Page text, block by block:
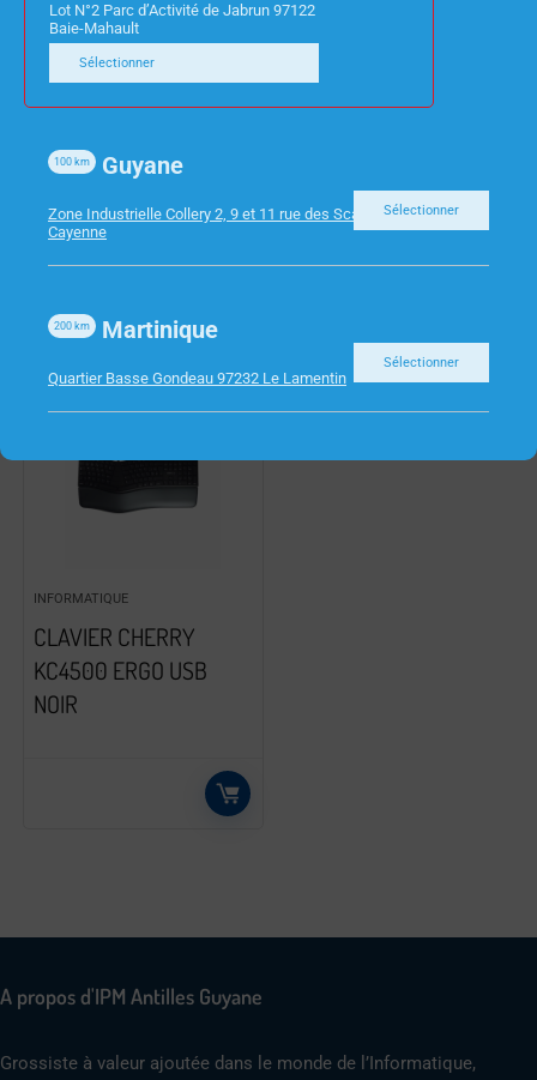
PC ACER MINI VERITON
N4680GT I5-11400T
8GO 512SSD W11 PRO
BARRE DE SON SP7 5.1
HDMI CAISSON BASE SS
FIL LG
INFORMATIQUE
CLAVIER CHERRY
KC4500 ERGO USB
NOIR
A propos d'IPM Antilles Guyane
Grossiste à valeur ajoutée dans le monde de l’Informatique,
Lot N°2 Parc d’Activité de Jabrun 97122
Baie-Mahault
Sélectionner
Guyane
100 km
Zone Industrielle Collery 2, 9 et 11 rue des Scarabees 97300
Cayenne
Sélectionner
Martinique
200 km
Quartier Basse Gondeau 97232 Le Lamentin
Sélectionner